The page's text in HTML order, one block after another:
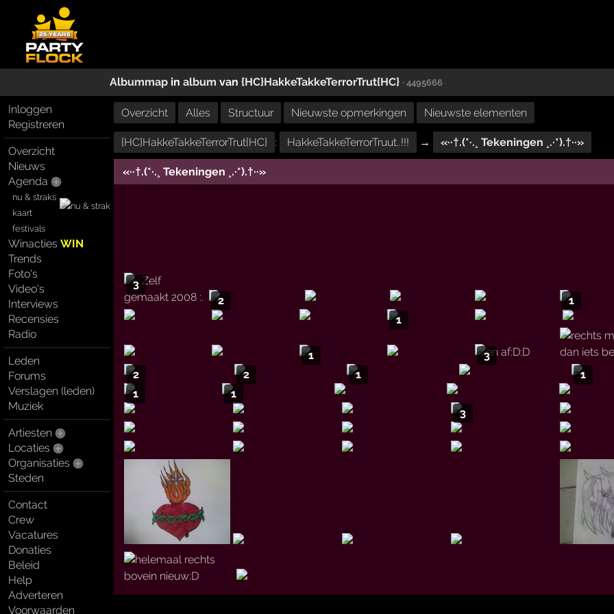
Albummap in album van {HC}HakkeTakkeTerrorTrut{HC} · 4495666
Inloggen
Registreren
Overzicht
Nieuws
Agenda
nu & straks
kaart
festivals
WinactiesWIN
Trends
Foto's
Video's
Interviews
Recensies
Radio
Leden
Forums
Verslagen (leden)
Muziek
Artiesten
Locaties
Organisaties
Steden
Contact
Crew
Vacatures
Donaties
Beleid
Help
Adverteren
Voorwaarden
Overzicht Alles Structuur Nieuwste opmerkingen Nieuwste elementen
{HC}HakkeTakkeTerrorTrut{HC} : HakkeTakkeTerrorTruut..!!! → «··†.(*·.¸ Tekeningen ¸.·*).†··»
«··†.(*·.¸ Tekeningen ¸.·*).†··»
3
2
1
1
1
3
2
2 1
1
1
1
3